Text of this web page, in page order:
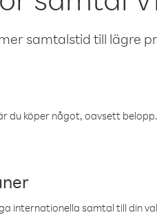
samtalstid till lägre
du köper något, oavsett
internationella samtal till din